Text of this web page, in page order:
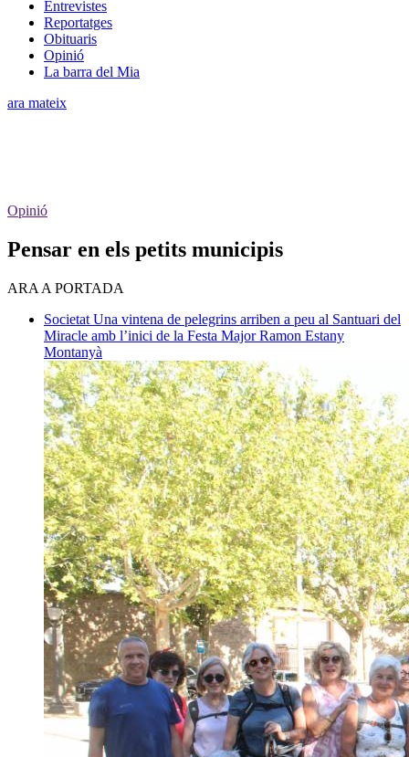
Entrevistes
Reportatges
Obituaris
Opinió
La barra del Mia
ara mateix
Opinió
Pensar en els petits municipis
ARA A PORTADA
Societat Una vintena de pelegrins arriben a peu al Santuari del
Miracle amb l’inici de la Festa MajorRamon Estany
Montanyà